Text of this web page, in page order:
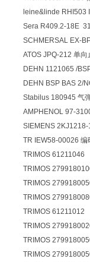
leine&linde RHI503
Sera R409.2-18E
SCHMERSAL EX-
ATOS JPQ-212 单向
DEHN 1121065 /
DEHN BSP BAS 2/
Stabilus 180945 气
AMPHENOL 97-
SIEMENS
TR IEW58-00026 编
TRIMOS 61211046
TRIMOS
TRIMOS
TRIMOS
TRIMOS 61211012
TRIMOS
TRIMOS
TRIMOS